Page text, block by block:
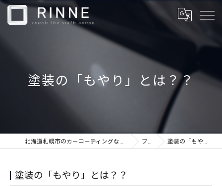
塗装の「もやり」とは？？
北海道札幌市のカーコーティングならカーケアショップRINNE ブログ 塗装の「もやり」とは？？
塗装の「もやり」とは？？